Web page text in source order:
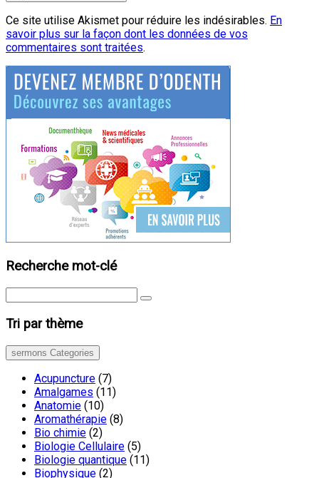
Ce site utilise Akismet pour réduire les indésirables. En
savoir plus sur la façon dont les données de vos
commentaires sont traitées.
Recherche mot-clé
Tri par thème
sermons Categories
Acupuncture (7)
Amalgames (11)
Anatomie (10)
Aromathérapie (8)
Bio chimie (2)
Biologie Cellulaire (5)
Biologie quantique (11)
Biophysique (2)